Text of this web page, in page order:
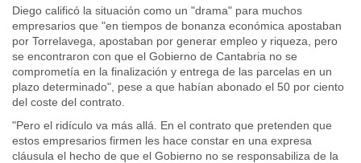
Diego calificó la situación como un "drama" para muchos
empresarios que "en tiempos de bonanza económica apostaban
por Torrelavega, apostaban por generar empleo y riqueza, pero
se encontraron con que el Gobierno de Cantabria no se
comprometía en la finalización y entrega de las parcelas en un
plazo determinado", pese a que habían abonado el 50 por ciento
del coste del contrato.
"Pero el ridículo va más allá. En el contrato que pretenden que
estos empresarios firmen les hace constar en una expresa
cláusula el hecho de que el Gobierno no se responsabiliza de la